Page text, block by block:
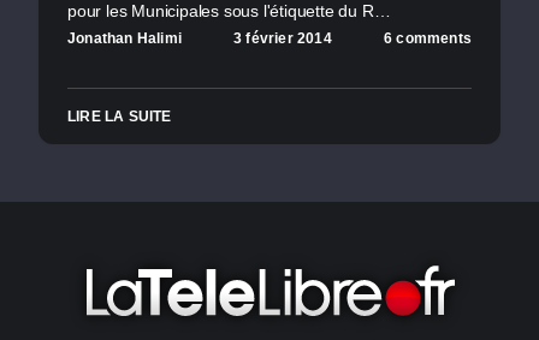
pour les Municipales sous l'étiquette du R…
Jonathan Halimi 3 février 2014 6 comments
LIRE LA SUITE